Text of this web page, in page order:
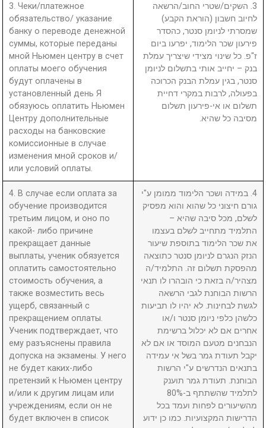
3. Чеки/платежное
обязательство/ указание
банку о переводе денежной
суммы, которые переданы
мной Ньюмен центру в счет
оплаты моего обучения
будут оплачены в
установленный день Я
обязуюсь оплатить Ньюмен
Центру дополнительные
расходы на банковские
комиссионные в случае
изменения мной сроков и/
или условий оплаты.
3. השקים/שטרי החוב/הרשאה
לחיוב חשבון (הוראת הקבע)
שמסרתי לניומן סנטר, כהסדר
פירעון שכר הלימוד, יפרעו ביום
ז"פ. כל שינוי מצידי שיצריך עמלת
בנק – יחייב אותי בתשלום לניומן
סנטר, בגין עמלת הבנק הכרוכה
בפעולה, לרבות במקרי דחיית
תשלום או אי-פירעון תשלום
מסיבה כל שהיא.
4. В случае если оплата за
обучение производится
третьим лицом, и оно по
какой- либо причине
прекращает данные
выплаты, ученик обязуется
оплатить самостоятельно
стоимость обучения, а
также возместить весь
ущерб, связанный с
прекращением оплаты.
Ученик подтверждает, что
ему разъяснены правила
допуска на экзамены. У него
не будет каких-либо
претензий к Ньюмен центру
и/или к другим лицам или
учреждениям, если он не
будет включен в список
4. במידה ושכר הלימוד ממומן ע"י
גורם חיצוני כל שהוא והוא מפסיק
לשלם, מכל סיבה שהיא –
התלמיד מתחייב לשלם בעצמו
את שכר הלימוד בתוספת שיעור
הנזק הנגרם לניומן סנטר כתוצאה
מהפסקת תשלום זה. התלמיד/ה
מצהיר/ה בזאת כי הובהרו לו תנאי
הרשות הבוחנת לגבי הרשאה
לגשת לבחינות. לא יהיו לו תביעות
כלשהן כלפי ניומן סנטר ו/או
אחרים אם לא יכלול ברשימת
הנבחנים מטעם המוסד או אם לא
יקבל תעודת גמר בשל אי עמידה
בתנאים הנדרשים ע"י הרשות
הבוחנת. תעודת גמר תוענק
לתלמיד שהשתתף ב-80%
מהשיעורים לפחות ועמד בכל
הדרישות המקצועיות. כמו כן ידוע